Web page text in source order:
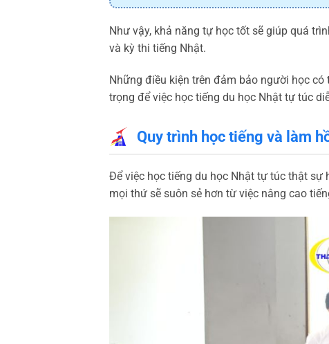
Như vậy, khả năng tự học tốt sẽ giúp quá
và kỳ thi tiếng Nhật.
Những điều kiện trên đảm bảo người học
trọng để việc học tiếng du học Nhật tự túc
Quy trình học tiếng và làm
Để việc học tiếng du học Nhật tự túc thật sự
mọi thứ sẽ suôn sẻ hơn từ việc nâng cao